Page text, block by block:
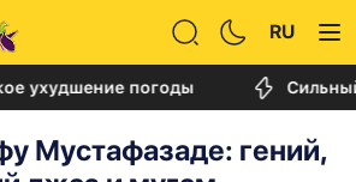
RU
погоды Сильный
Мустафазаде: гений,